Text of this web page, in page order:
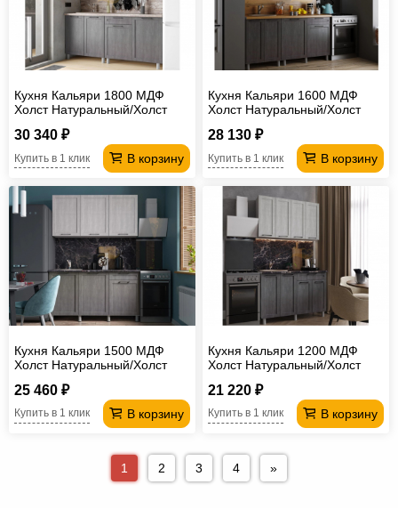
Кухня Кальяри 1800 МДФ
Холст Натуральный/Холст
30 340 ₽
В корзину
Купить в 1 клик
Кухня Кальяри 1600 МДФ
Холст Натуральный/Холст
28 130 ₽
В корзину
Купить в 1 клик
Кухня Кальяри 1500 МДФ
Холст Натуральный/Холст
25 460 ₽
В корзину
Купить в 1 клик
Кухня Кальяри 1200 МДФ
Холст Натуральный/Холст
21 220 ₽
В корзину
Купить в 1 клик
1 2 3 4 »